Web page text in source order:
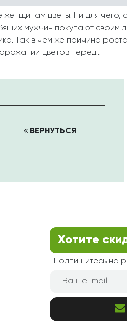
цветы! Ни для
мужчин покупают своим
Так в чем же причина
цветов перед...
ВЕРНУТЬСЯ
Хотите
Подпишитесь на